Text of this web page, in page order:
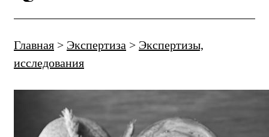
Главная > Экспертиза > Экспертизы,
исследования